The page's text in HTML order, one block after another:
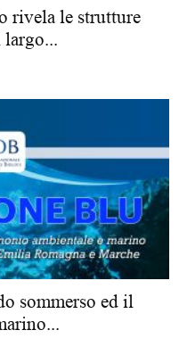
rivela le strutture
largo...
sommerso ed il